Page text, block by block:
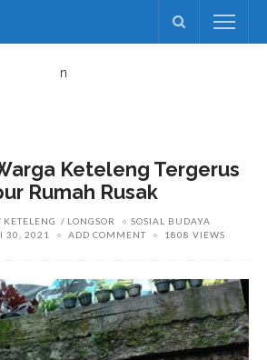
n
Keteleng Tergerus
Rumah Rusak
KETELENG LONGSOR
SOSIAL BUDAYA
30, 2021 ADD COMMENT 1808 VIEWS